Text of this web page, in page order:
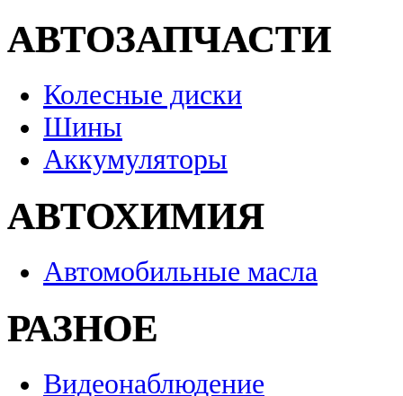
АВТОЗАПЧАСТИ
Колесные диски
Шины
Аккумуляторы
АВТОХИМИЯ
Автомобильные масла
РАЗНОЕ
Видеонаблюдение